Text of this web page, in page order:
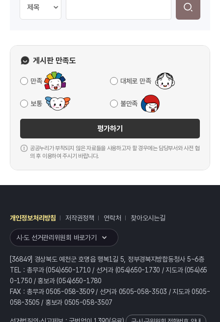
게시판 만족도
만족 대체로 만족
보통 불만족
평가하기
공공누리가 부착되지 않은 자료들을 사용하고자 할 경우에는 담당부서와 사전 협
의 후 이용하여 주시기 바랍니다.
개인정보처리방침 저작권정책 연락처 찾아오시는길
시·도 선거관리위원회 바로가기
[36849] 경상북도 예천군 호명읍 행복1길 5, 정부경북지방합동청사 5~6층
TEL : 총무과 (054)650-1710 / 선거과 (054)650-1730 / 지도과 (054)65
0-1750 / 홍보과 (054)650-1780
FAX : 총무과 0505-058-3509 / 선거과 0505-058-3503 / 지도과 0505-
058-3505 / 홍보과 0505-058-3507